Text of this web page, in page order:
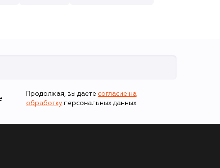
Продолжая, вы даете согласие на
обработку персональных данных